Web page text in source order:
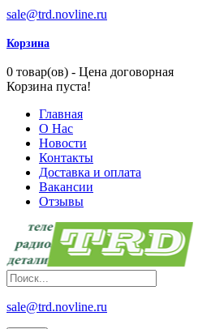
sale@trd.novline.ru
Корзина
0 товар(ов) - Цена договорная
Корзина пуста!
Главная
О Нас
Новости
Контакты
Доставка и оплата
Вакансии
Отзывы
sale@trd.novline.ru